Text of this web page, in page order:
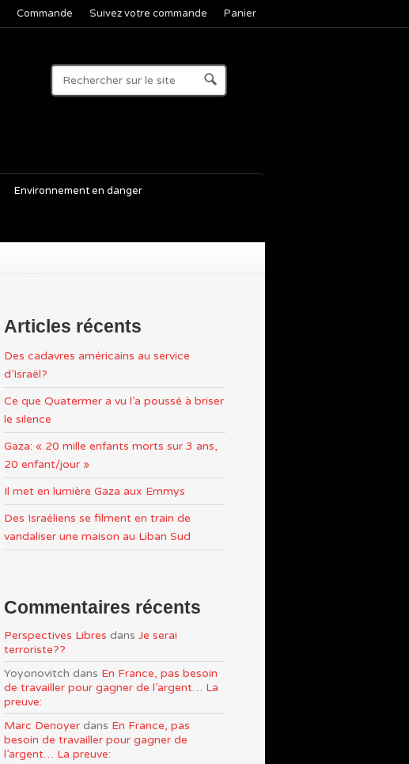
Commande Suivez votre commande Panier
Environnement en danger
Articles récents
Des cadavres américains au service
d’Israël?
Ce que Quatermer a vu l’a poussé à briser
le silence
Gaza: « 20 mille enfants morts sur 3 ans,
20 enfant/jour »
Il met en lumière Gaza aux Emmys
Des Israéliens se filment en train de
vandaliser une maison au Liban Sud
Commentaires récents
Perspectives Libres dans Je serai
terroriste??
Yoyonovitch dans En France, pas besoin
de travailler pour gagner de l’argent… La
preuve:
Marc Denoyer dans En France, pas
besoin de travailler pour gagner de
l’argent… La preuve: